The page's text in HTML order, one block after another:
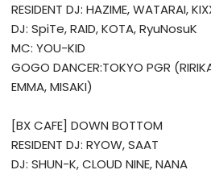
RESIDENT DJ: HAZIME, WATARAI,
DJ: SpiTe, RAID, KOTA, RyuNosuK
MC: YOU-KID
GOGO DANCER:TOKYO PGR
EMMA, MISAKI)
[BX CAFE] DOWN BOTTOM
RESIDENT DJ: RYOW, SAAT
DJ: SHUN-K, CLOUD NINE, NANA